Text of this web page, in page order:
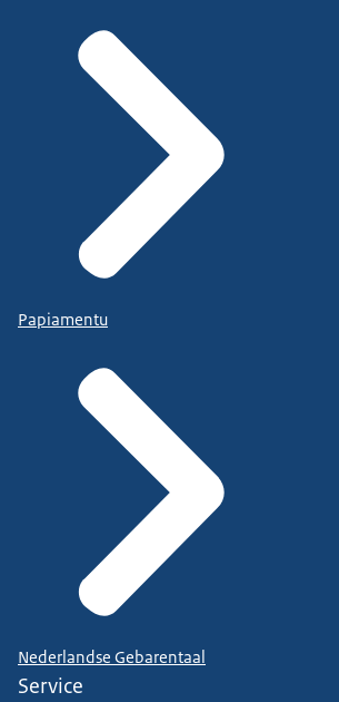
Papiamentu
Nederlandse Gebarentaal
Service